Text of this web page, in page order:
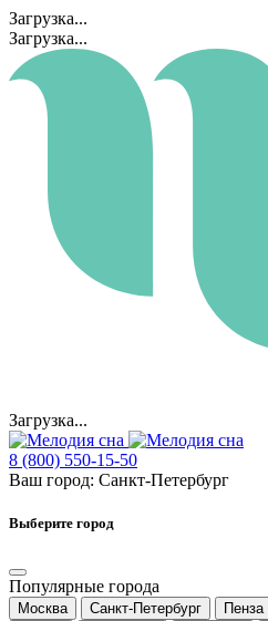
Загрузка...
Загрузка...
Загрузка...
8 (800) 550-15-50
Ваш город: Санкт-Петербург
Выберите город
Популярные города
Москва Санкт-Петербург Пенза